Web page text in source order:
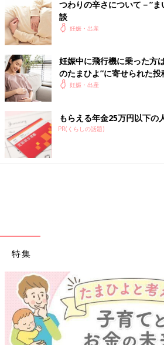
つわりの辛さについて－”
談
妊娠・出産
妊娠中に飛行機に乗った方
のたまひよ”に寄せられた投
妊娠・出産
もらえる年金25万円以下の
PR(くらしの話題)
特集